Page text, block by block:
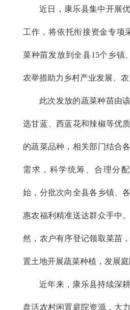
近日，康乐县集中开展
工作，将依托衔接资金专项
菜种苗发放到全县15个乡镇
农举措助力乡村产业发展、农
此次发放的蔬菜种苗由
选甘蓝、西蓝花和辣椒等优
的蔬菜品种，相关部门结合
需求，科学统筹、合理分
始，分批次向全县各乡镇、
惠农福利精准送达群众手中
然，农户有序登记领取菜苗
置土地开展蔬菜种植，发展庭
近年来，康乐县持续深
盘活农村闲置庭院资源，大